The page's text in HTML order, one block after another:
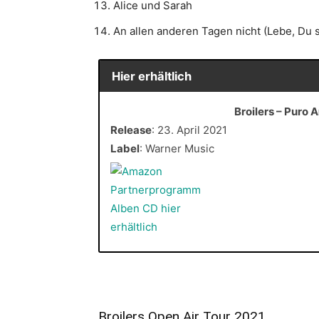
Alice und Sarah
An allen anderen Tagen nicht (Lebe, Du
Hier erhältlich
Broilers – Puro
Release: 23. April 2021
Label: Warner Music